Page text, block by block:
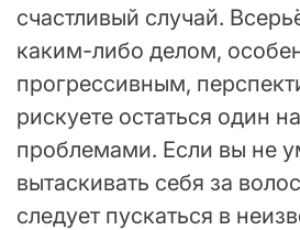
счастливый случай.
каким-либо делом,
прогрессивным,
рискуете остаться один
проблемами. Если вы не
вытаскивать себя за
следует пускаться в